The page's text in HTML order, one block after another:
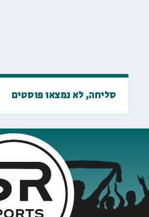
סליחה, לא נמצאו פוסטים